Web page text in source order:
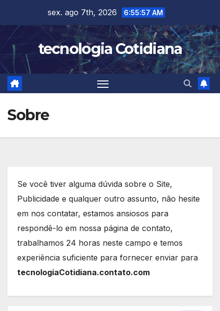
content
sex. ago 7th, 2026 6:55:57 AM
tecnologia Cotidiana
Sobre
Se você tiver alguma dúvida sobre o Site,
Publicidade e qualquer outro assunto, não hesite
em nos contatar, estamos ansiosos para
respondê-lo em nossa página de contato,
trabalhamos 24 horas neste campo e temos
experiência suficiente para fornecer enviar para
tecnologiaCotidiana.contato.com